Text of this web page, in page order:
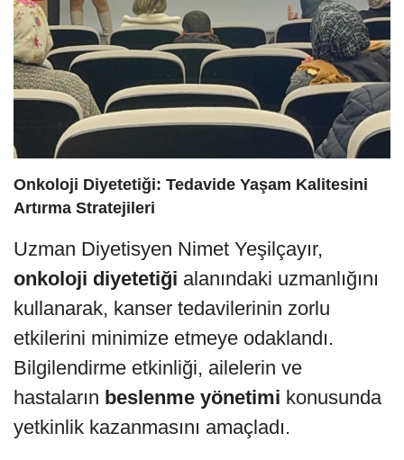
Onkoloji Diyetetiği: Tedavide Yaşam Kalitesini
Artırma Stratejileri
Uzman Diyetisyen Nimet Yeşilçayır,
onkoloji diyetetiği alanındaki uzmanlığını
kullanarak, kanser tedavilerinin zorlu
etkilerini minimize etmeye odaklandı.
Bilgilendirme etkinliği, ailelerin ve
hastaların beslenme yönetimi konusunda
yetkinlik kazanmasını amaçladı.